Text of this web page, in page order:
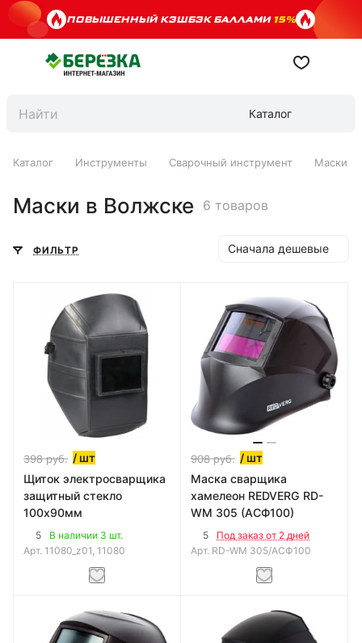
ПОВЫШЕННЫЙ КЭШБЭК БАЛЛАМИ15%
Каталог
Каталог Инструменты Сварочный инструмент Маски
Маски в Волжске 6 товаров
ФИЛЬТР Сначала дешевые
398руб. / шт
Щиток электросварщика
защитный стекло
100х90мм
5
В наличии 3 шт.
Арт. 11080_z01, 11080
908руб. / шт
Маска сварщика
хамелеон REDVERG RD-
WM 305 (АСФ100)
5
Под заказ от 2 дней
Арт. RD-WM 305/АСФ100